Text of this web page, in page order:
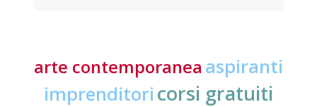
arte contemporanea aspiranti
imprenditori corsi gratuiti